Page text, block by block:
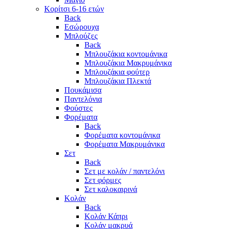
Κορίτσι 6-16 ετών
Back
Εσώρουχα
Μπλούζες
Back
Μπλουζάκια κοντομάνικα
Μπλουζάκια Μακρυμάνικα
Μπλουζάκια φούτερ
Μπλουζάκια Πλεκτά
Πουκάμισα
Παντελόνια
Φούστες
Φορέματα
Back
Φορέματα κοντομάνικα
Φορέματα Μακρυμάνικα
Σετ
Back
Σετ με κολάν / παντελόνι
Σετ φόρμες
Σετ καλοκαιρινά
Κολάν
Back
Κολάν Κάπρι
Κολάν μακρυά